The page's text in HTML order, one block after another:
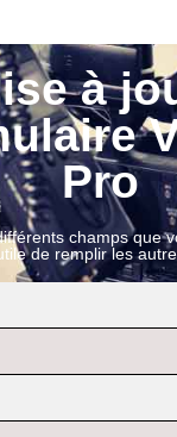
à
Pro
champs que
de remplir les